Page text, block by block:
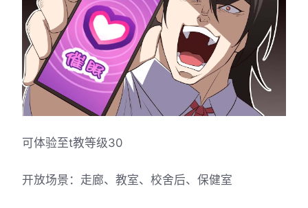
可体验至t教等级30
开放场景：走廊、教室、校舍后、保健室